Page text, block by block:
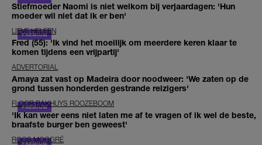
Stiefmoeder Naomi is niet welkom bij verjaardagen: 'Hun
moeder wil niet dat ik er ben'
LIEVE HELEEN
Fred (55): 'Ik vind het moeilijk om meerdere keren klaar te
komen tijdens een vrijpartij'
ADVERTORIAL
Amaya zat vast op Madeira door noodweer: 'We zaten op de
grond tussen honderden gestrande reizigers'
FLOOR BAKHUYS ROOZEBOOM
'Ik kan weer eens niet laten me af te vragen of ik wel de beste,
braafste burger ben geweest'
ROOS MOGGRÉ